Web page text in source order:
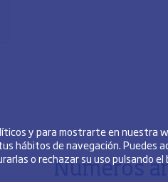
y para mostrarte en nuestra
hábitos de navegación. Puedes
o rechazar su uso pulsando
Números